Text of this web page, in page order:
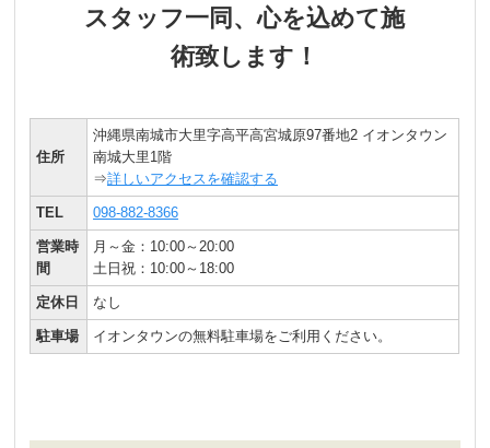
スタッフ一同、心を込めて施
術致します！
住所
沖縄県南城市大里字高平高宮城原97番地2 イオンタウン
南城大里1階
⇒詳しいアクセスを確認する
TEL 098-882-8366
営業時
間
月～金：10:00～20:00
土日祝：10:00～18:00
定休日 なし
駐車場 イオンタウンの無料駐車場をご利用ください。